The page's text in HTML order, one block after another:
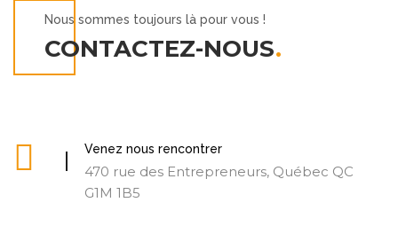
Nous sommes toujours là pour vous !
CONTACTEZ-NOUS.
Venez nous rencontrer
470 rue des Entrepreneurs, Québec QC
G1M 1B5